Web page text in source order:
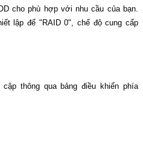
cho phù hợp với nhu cầu của bạn.
lập để "RAID 0", chế độ cung cấp
thông qua bảng điều khiển phía